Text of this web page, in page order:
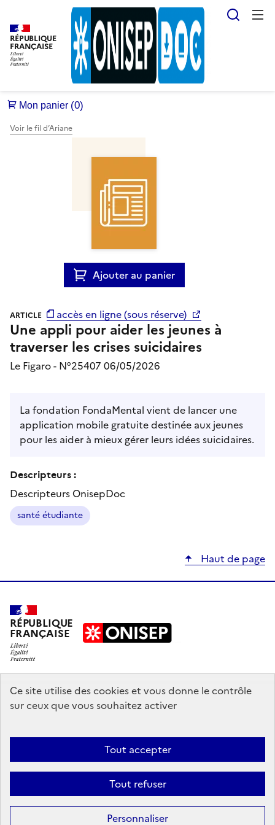
Ce site utilise des cookies et vous donne le contrôle
sur ceux que vous souhaitez activer
Tout accepter
Tout refuser
Personnaliser
RÉPUBLIQUE
FRANÇAISE
Voir le fil d’Ariane
Ajouter au panier
accès en ligne (sous réserve)
ARTICLE
Une appli pour aider les jeunes à
traverser les crises suicidaires
Le Figaro - N°25407 06/05/2026
La fondation FondaMental vient de lancer une
application mobile gratuite destinée aux jeunes
pour les aider à mieux gérer leurs idées suicidaires.
Descripteurs :
Descripteurs OnisepDoc
santé étudiante
Haut de page
RÉPUBLIQUE
FRANÇAISE
education.gouv.fr
enseignementsup-recherche.gouv.fr
Accessibilité : partiellement conforme